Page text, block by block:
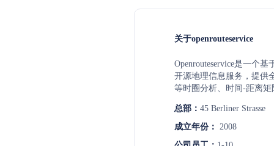
关于openrouteservice
Openrouteservice是一个基
开源地理信息服务，提供
等时圈分析、时间-距离
足人道主义需求和灾难预
总部： 45 Berliner Strasse
成立年份： 2008